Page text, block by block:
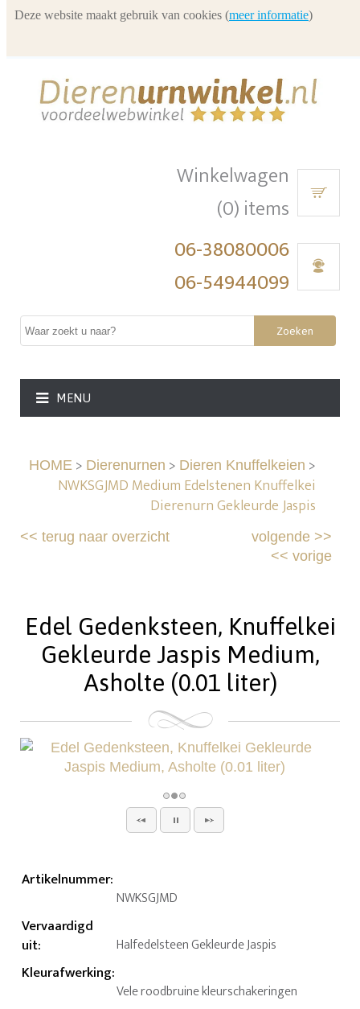
Winkelwagen
(0) items
06-38080006
06-54944099
Zoeken
MENU
HOME> Dierenurnen > Dieren Knuffelkeien >
NWKSGJMD Medium Edelstenen Knuffelkei
Dierenurn Gekleurde Jaspis
<<terug naar overzicht volgende>>
<< vorige
Edel Gedenksteen, Knuffelkei
Gekleurde Jaspis Medium,
Asholte (0.01 liter)
Artikelnummer:
NWKSGJMD
Vervaardigd
uit: Halfedelsteen Gekleurde Jaspis
Kleurafwerking:
Vele roodbruine kleurschakeringen
Deze website maakt gebruik van cookies (meer informatie)